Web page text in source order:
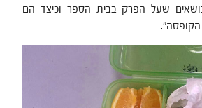
שעל הפרק בבית הספר וכיצד הם
הקופסה".